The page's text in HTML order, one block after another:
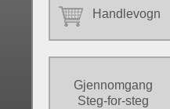
Handlevogn
Gjennomgang
Steg-for-steg